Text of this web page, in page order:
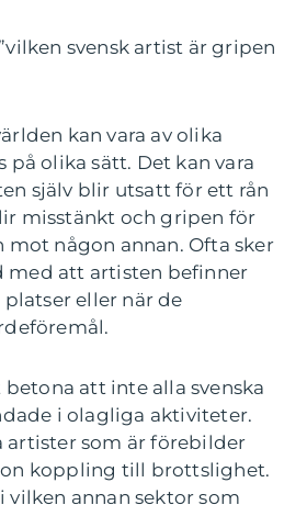
svensk artist är gripen
kan vara av olika
på olika sätt. Det kan vara
själv blir utsatt för ett rån
misstänkt och gripen för
mot någon annan. Ofta sker
med att artisten befinner
eller när de
att inte alla svenska
i olagliga aktiviteter.
artister som är förebilder
koppling till brottslighet.
vilken annan sektor som